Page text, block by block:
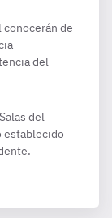
conocerán de
del
del
establecido